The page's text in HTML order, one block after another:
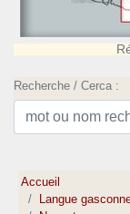
Recherche / Cerca :
Accueil
Langue